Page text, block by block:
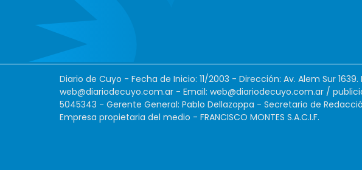
Diario de Cuyo - Fecha de Inicio: 11/2003 - Dirección: Av. Alem Sur
web@diariodecuyo.com.ar - Email: web@diariodecuyo.com.ar /
5045343 - Gerente General: Pablo Dellazoppa - Secretario de
Empresa propietaria del medio - FRANCISCO MONTES S.A.C.I.F.